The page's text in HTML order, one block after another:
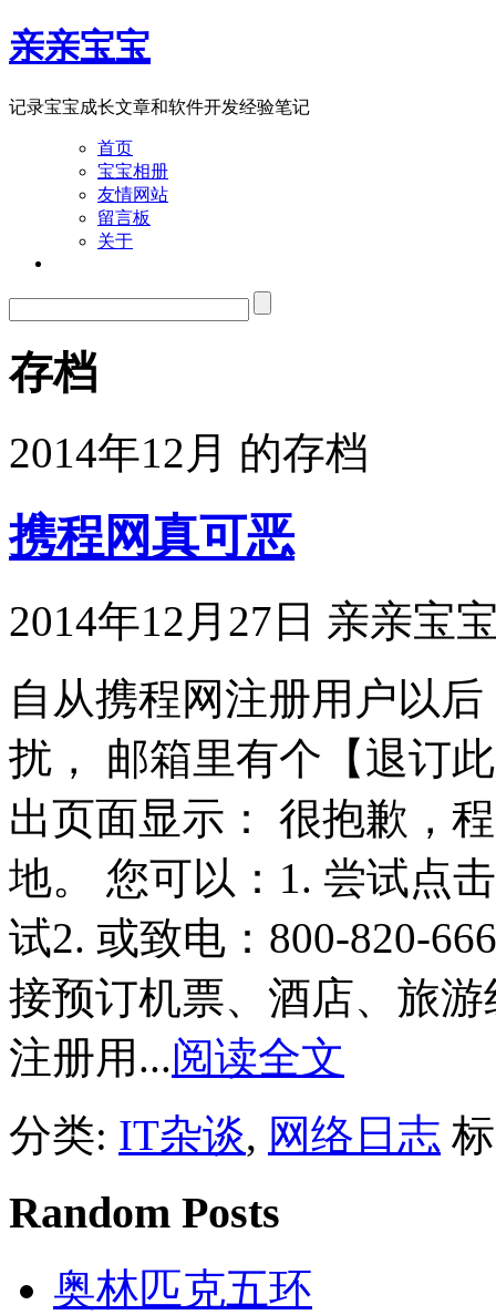
亲亲宝宝
记录宝宝成长文章和软件开发经验笔记
首页
宝宝相册
友情网站
留言板
关于
存档
2014年12月 的存档
携程网真可恶
2014年12月27日 亲亲宝
自从携程网注册用户以
扰， 邮箱里有个【退订
出页面显示： 很抱歉，
地。 您可以：1. 尝试点
试2. 或致电：800-820-
接预订机票、酒店、旅
注册用...阅读全文
分类: IT杂谈, 网络日志
Random Posts
奥林匹克五环